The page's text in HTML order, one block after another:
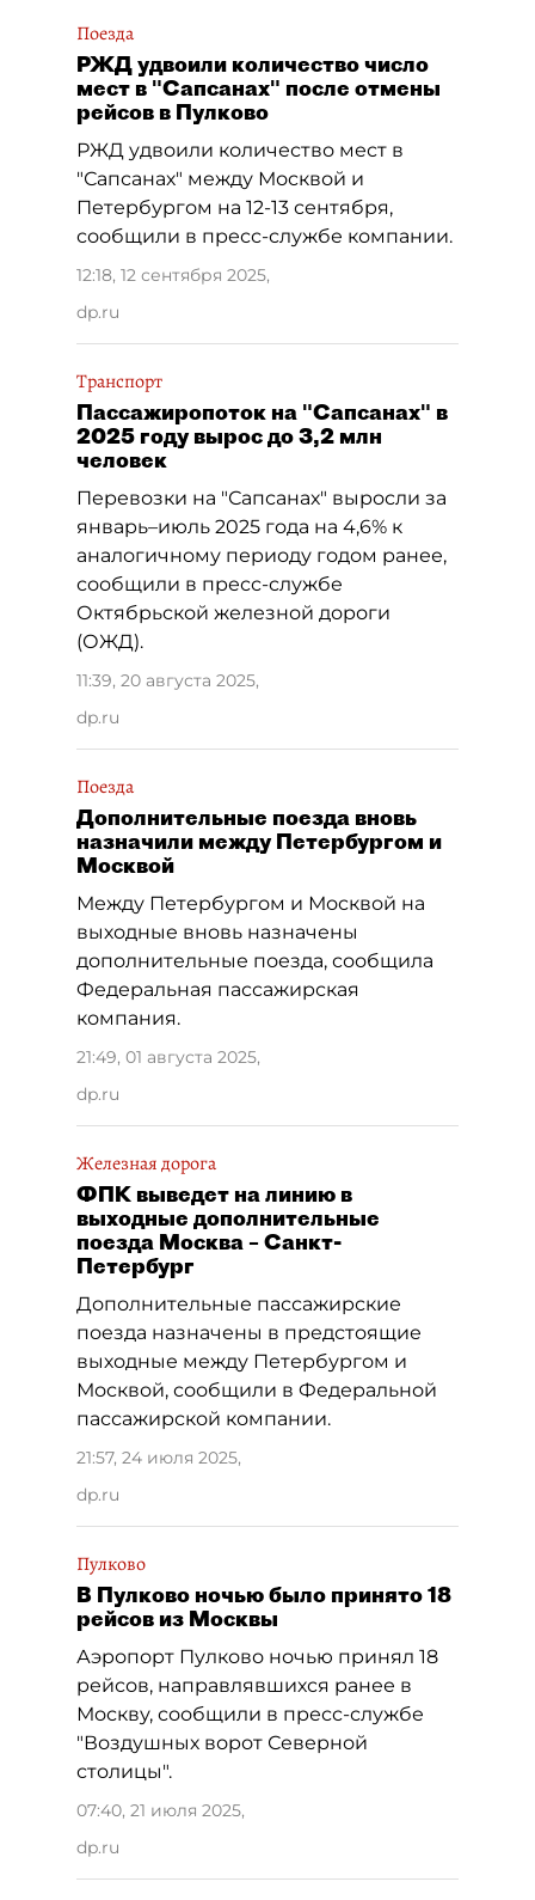
Поезда
РЖД удвоили количество число
мест в "Сапсанах" после отмены
рейсов в Пулково
РЖД удвоили количество мест в
"Сапсанах" между Москвой и
Петербургом на 12-13 сентября,
сообщили в пресс-службе компании.
12:18, 12 сентября 2025,
dp.ru
Транспорт
Пассажиропоток на "Сапсанах" в
2025 году вырос до 3,2 млн
человек
Перевозки на "Сапсанах" выросли за
январь–июль 2025 года на 4,6% к
аналогичному периоду годом ранее,
сообщили в пресс-службе
Октябрьской железной дороги
(ОЖД).
11:39, 20 августа 2025,
dp.ru
Поезда
Дополнительные поезда вновь
назначили между Петербургом и
Москвой
Между Петербургом и Москвой на
выходные вновь назначены
дополнительные поезда, сообщила
Федеральная пассажирская
компания.
21:49, 01 августа 2025,
dp.ru
Железная дорога
ФПК выведет на линию в
выходные дополнительные
поезда Москва – Санкт-
Петербург
Дополнительные пассажирские
поезда назначены в предстоящие
выходные между Петербургом и
Москвой, сообщили в Федеральной
пассажирской компании.
21:57, 24 июля 2025,
dp.ru
Пулково
В Пулково ночью было принято 18
рейсов из Москвы
Аэропорт Пулково ночью принял 18
рейсов, направлявшихся ранее в
Москву, сообщили в пресс-службе
"Воздушных ворот Северной
столицы".
07:40, 21 июля 2025,
dp.ru